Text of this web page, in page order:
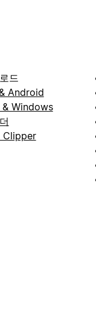
드
Android
& Windows
Clipper